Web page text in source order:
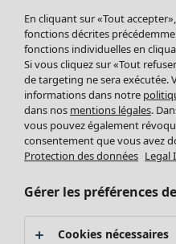
Leggings et collants
Accessoires
Chaussures
Vêtements de bain
Basics
Soldes Mobilier
Bonnes affaires déco
Décoration
Textiles
Tapis
Éponge
En cliquant sur «Tout
fonctions décrites
fonctions individuelles en
Si vous cliquez sur «Tout
de targeting ne sera exécutée.
informations dans notre
dans nos mentions légales.
vous pouvez également
consentement que vous avez
Protection des données Legal
Gérer les préférences
Cookies nécessaires